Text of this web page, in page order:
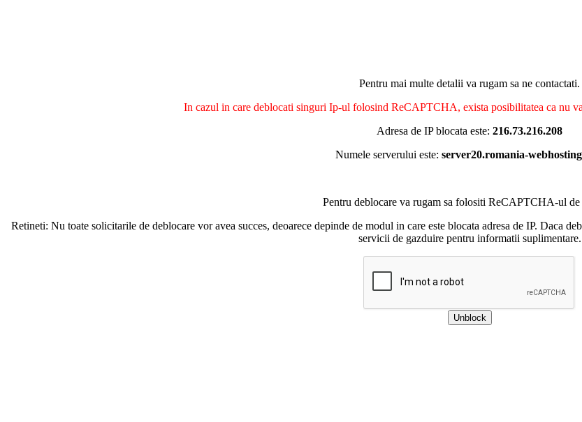
Pentru mai multe detalii va rugam sa ne contactati.
In cazul in care deblocati singuri Ip-ul folosind ReCAPTCHA, exista posibilitatea ca nu
Adresa de IP blocata este: 216.73.216.208
Numele serverului este: server20.romania-
Pentru deblocare va rugam sa folositi ReCAPTCHA-ul de
Retineti: Nu toate solicitarile de deblocare vor avea succes, deoarece depinde de modul in care este blocata adresa de IP. Daca
servicii de gazduire pentru informatii suplimentare.